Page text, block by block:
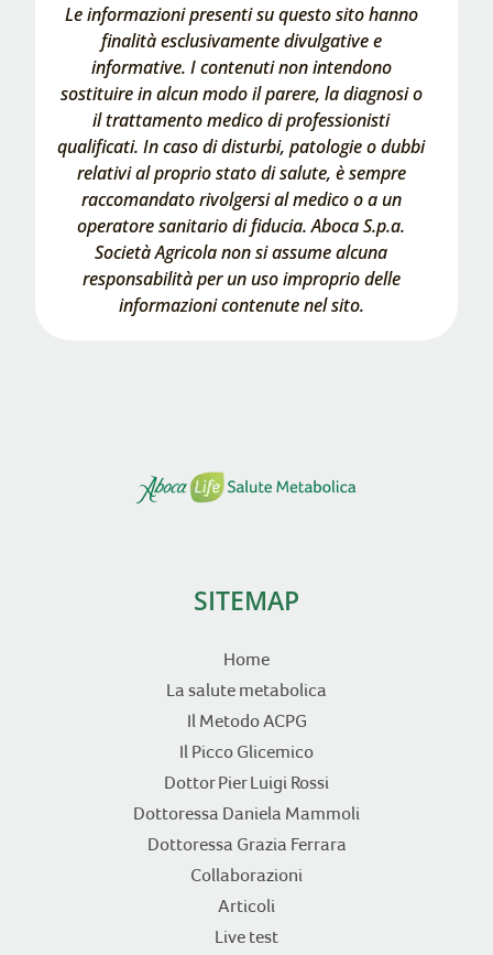
Le informazioni presenti su questo sito hanno
finalità esclusivamente divulgative e
informative. I contenuti non intendono
sostituire in alcun modo il parere, la diagnosi o
il trattamento medico di professionisti
qualificati. In caso di disturbi, patologie o dubbi
relativi al proprio stato di salute, è sempre
raccomandato rivolgersi al medico o a un
operatore sanitario di fiducia. Aboca S.p.a.
Società Agricola non si assume alcuna
responsabilità per un uso improprio delle
informazioni contenute nel sito.
SITEMAP
Home
La salute metabolica
Il Metodo ACPG
Il Picco Glicemico
Dottor Pier Luigi Rossi
Dottoressa Daniela Mammoli
Dottoressa Grazia Ferrara
Collaborazioni
Articoli
Live test